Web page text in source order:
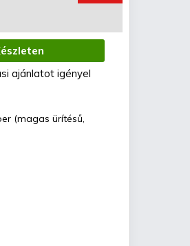
ajánlatot igényel
(magas ürítésű,